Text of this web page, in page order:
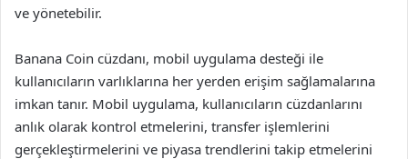
ve yönetebilir.
Banana Coin cüzdanı, mobil uygulama desteği ile
kullanıcıların varlıklarına her yerden erişim sağlamalarına
imkan tanır. Mobil uygulama, kullanıcıların cüzdanlarını
anlık olarak kontrol etmelerini, transfer işlemlerini
gerçekleştirmelerini ve piyasa trendlerini takip etmelerini